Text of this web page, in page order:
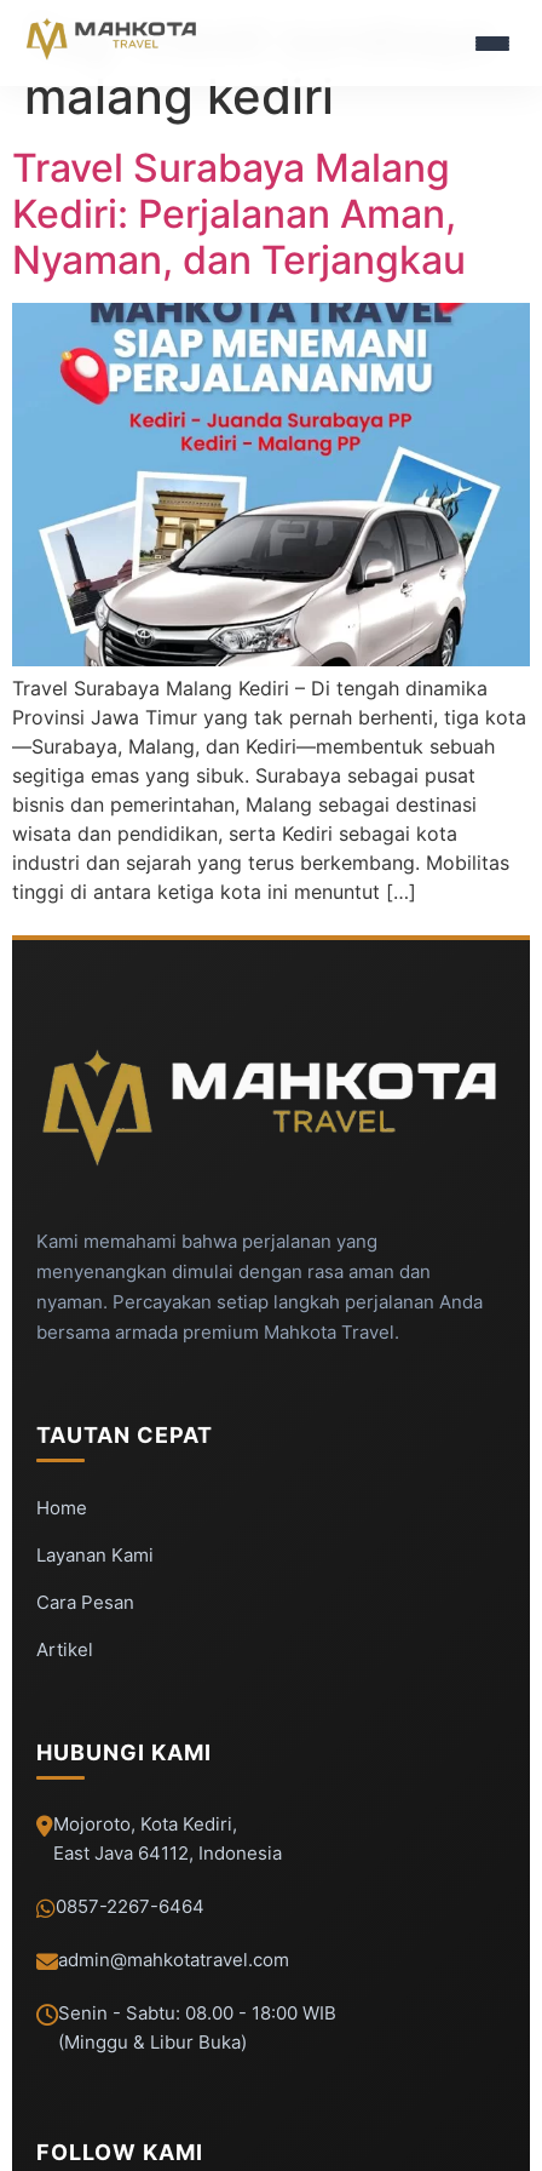
Tag:travel surabaya
malang kediri
Travel Surabaya Malang
Kediri: Perjalanan Aman,
Nyaman, dan Terjangkau
Travel Surabaya Malang Kediri – Di tengah dinamika
Provinsi Jawa Timur yang tak pernah berhenti, tiga kota
—Surabaya, Malang, dan Kediri—membentuk sebuah
segitiga emas yang sibuk. Surabaya sebagai pusat
bisnis dan pemerintahan, Malang sebagai destinasi
wisata dan pendidikan, serta Kediri sebagai kota
industri dan sejarah yang terus berkembang. Mobilitas
tinggi di antara ketiga kota ini menuntut […]
Kami memahami bahwa perjalanan yang
menyenangkan dimulai dengan rasa aman dan
nyaman. Percayakan setiap langkah perjalanan Anda
bersama armada premium Mahkota Travel.
TAUTAN CEPAT
Home
Layanan Kami
Cara Pesan
Artikel
HUBUNGI KAMI
Mojoroto, Kota Kediri,
East Java 64112, Indonesia
0857-2267-6464
admin@mahkotatravel.com
Senin - Sabtu: 08.00 - 18:00 WIB
(Minggu & Libur Buka)
FOLLOW KAMI